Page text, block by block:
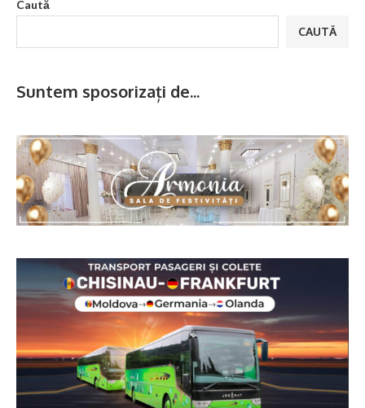
Caută
CAUTĂ
Suntem sposorizați de...